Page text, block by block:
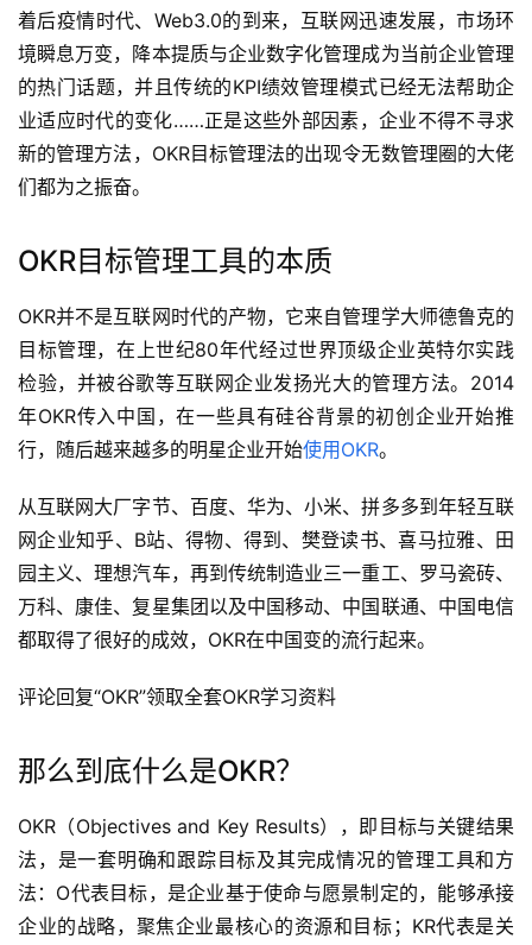
着后疫情时代、Web3.0的到来，互联网迅速发展，市场环
境瞬息万变，降本提质与企业数字化管理成为当前企业管理
的热门话题，并且传统的KPI绩效管理模式已经无法帮助企
业适应时代的变化……正是这些外部因素，企业不得不寻求
新的管理方法，OKR目标管理法的出现令无数管理圈的大佬
们都为之振奋。
OKR目标管理工具的本质
OKR并不是互联网时代的产物，它来自管理学大师德鲁克的
目标管理，在上世纪80年代经过世界顶级企业英特尔实践
检验，并被谷歌等互联网企业发扬光大的管理方法。2014
年OKR传入中国，在一些具有硅谷背景的初创企业开始推
行，随后越来越多的明星企业开始使用OKR。
从互联网大厂字节、百度、华为、小米、拼多多到年轻互联
网企业知乎、B站、得物、得到、樊登读书、喜马拉雅、田
园主义、理想汽车，再到传统制造业三一重工、罗马瓷砖、
万科、康佳、复星集团以及中国移动、中国联通、中国电信
都取得了很好的成效，OKR在中国变的流行起来。
评论回复“OKR”领取全套OKR学习资料
那么到底什么是OKR？
OKR（Objectives and Key Results），即目标与关键结果
法，是一套明确和跟踪目标及其完成情况的管理工具和方
法：O代表目标，是企业基于使命与愿景制定的，能够承接
企业的战略，聚焦企业最核心的资源和目标；KR代表是关